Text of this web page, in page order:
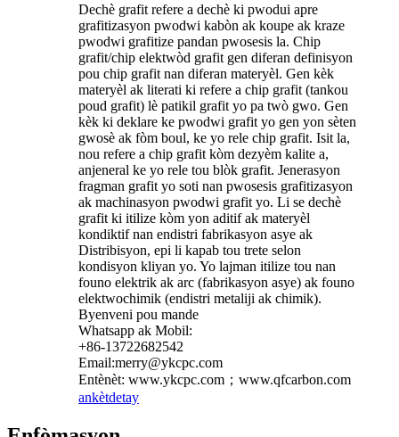
Dechè grafit refere a dechè ki pwodui apre
grafitizasyon pwodwi kabòn ak koupe ak kraze
pwodwi grafitize pandan pwosesis la. Chip
grafit/chip elektwòd grafit gen diferan definisyon
pou chip grafit nan diferan materyèl. Gen kèk
materyèl ak literati ki refere a chip grafit (tankou
poud grafit) lè patikil grafit yo pa twò gwo. Gen
kèk ki deklare ke pwodwi grafit yo gen yon sèten
gwosè ak fòm boul, ke yo rele chip grafit. Isit la,
nou refere a chip grafit kòm dezyèm kalite a,
anjeneral ke yo rele tou blòk grafit. Jenerasyon
fragman grafit yo soti nan pwosesis grafitizasyon
ak machinasyon pwodwi grafit yo. Li se dechè
grafit ki itilize kòm yon aditif ak materyèl
kondiktif nan endistri fabrikasyon asye ak
Distribisyon, epi li kapab tou trete selon
kondisyon kliyan yo. Yo lajman itilize tou nan
founo elektrik ak arc (fabrikasyon asye) ak founo
elektwochimik (endistri metaliji ak chimik).
Byenveni pou mande
Whatsapp ak Mobil:
+86-13722682542
Email:merry@ykcpc.com
Entènèt: www.ykcpc.com；www.qfcarbon.com
ankètdetay